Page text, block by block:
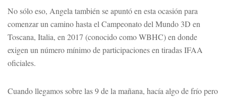
No sólo eso, Angela también se apuntó en esta ocasión para
comenzar un camino hasta el Campeonato del Mundo 3D en
Toscana, Italia, en 2017 (conocido como WBHC) en donde
exigen un número mínimo de participaciones en tiradas IFAA
oficiales.
Cuando llegamos sobre las 9 de la mañana, hacía algo de frío pero